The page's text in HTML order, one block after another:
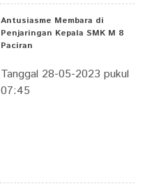
Antusiasme Membara di
Penjaringan Kepala SMK M 8
Paciran
Tanggal 28-05-2023 pukul
07:45